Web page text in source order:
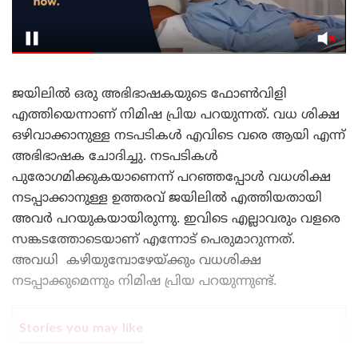
ജയിലിൽ ഒരു അഭിഭാഷകയുടെ ഫോൺവിളി
എത്തിയെന്നാണ് നിമിഷ പ്രിയ പറയുന്നത്. വധ ശിക്ഷ
ഒഴിവാക്കാനുള്ള നടപടികൾ എവിടെ വരെ ആയി എന്ന്
അഭിഭാഷക ചോദിച്ചു. നടപടികൾ
പുരോഗമിക്കുകയാണെന്ന് പറഞ്ഞപ്പോൾ വധശിക്ഷ
നടപ്പാക്കാനുള്ള ഉത്തരവ് ജയിലിൽ എത്തിയതായി
അവർ പറയുകയായിരുന്നു. ഇവിടെ എല്ലാവരും വളരെ
സങ്കടത്തോടെയാണ് എന്നോട് പെരുമാറുന്നത്.
അവധി കഴിയുമ്പോഴേയ്ക്കും വധശിക്ഷ
നടപ്പാക്കുമെന്നും നിമിഷ പ്രിയ പറയുന്നുണ്ട്.
Stories you may like